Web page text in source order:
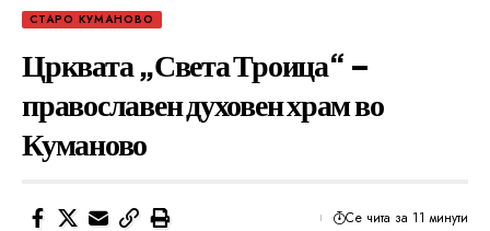
СТАРО КУМАНОВО
Црквата „Света Троица“ –
православен духовен храм во
Куманово
Се чита за 11 минути